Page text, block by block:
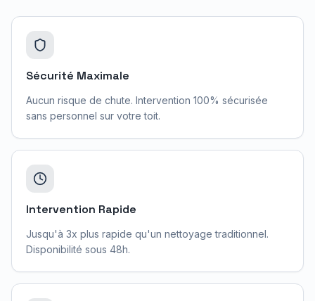
Sécurité Maximale
Aucun risque de chute. Intervention 100% sécurisée
sans personnel sur votre toit.
Intervention Rapide
Jusqu'à 3x plus rapide qu'un nettoyage traditionnel.
Disponibilité sous 48h.